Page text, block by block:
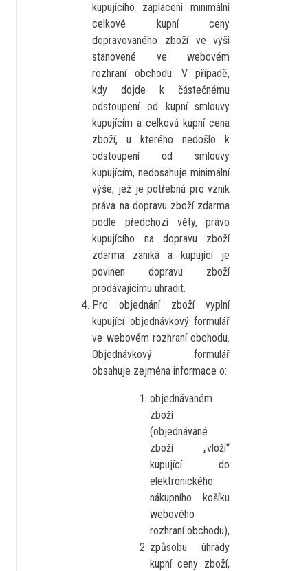
kupujícího zaplacení minimální
celkové kupní ceny
dopravovaného zboží ve výši
stanovené ve webovém
rozhraní obchodu. V případě,
kdy dojde k částečnému
odstoupení od kupní smlouvy
kupujícím a celková kupní cena
zboží, u kterého nedošlo k
odstoupení od smlouvy
kupujícím, nedosahuje minimální
výše, jež je potřebná pro vznik
práva na dopravu zboží zdarma
podle předchozí věty, právo
kupujícího na dopravu zboží
zdarma zaniká a kupující je
povinen dopravu zboží
prodávajícímu uhradit.
Pro objednání zboží vyplní
kupující objednávkový formulář
ve webovém rozhraní obchodu.
Objednávkový formulář
obsahuje zejména informace o:
objednávaném
zboží
(objednávané
zboží „vloží“
kupující do
elektronického
nákupního košíku
webového
rozhraní obchodu),
způsobu úhrady
kupní ceny zboží,